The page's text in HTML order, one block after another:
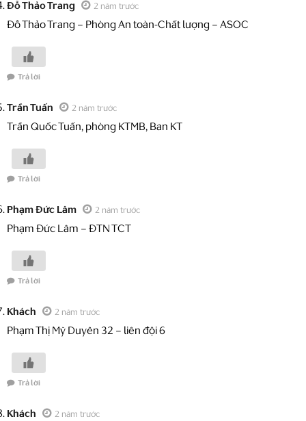
Đỗ Thảo Trang 2 năm trước
Đỗ Thảo Trang – Phòng An toàn-Chất lượng – ASOC
Trả lời
Trần Tuấn 2 năm trước
Trần Quốc Tuấn, phòng KTMB, Ban KT
Trả lời
Phạm Đức Lâm 2 năm trước
Phạm Đức Lâm – ĐTN TCT
Trả lời
Khách 2 năm trước
Phạm Thị Mỹ Duyên 32 – liên đội 6
Trả lời
Khách 2 năm trước